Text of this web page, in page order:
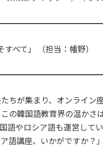
べて」 （担当：幡野）
ちが集まり、オンライン
の韓国語教育界の温かさ
語やロシア語も運営してい
語講座、いかがですか？